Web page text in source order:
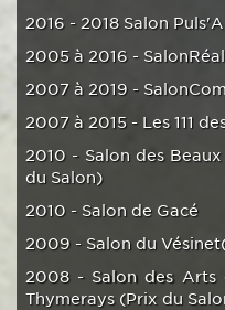
2016 - 2018 Salon
2005 à 2016 -
2007 à 2019 -
2007 à 2015 - Les 111
2010 - Salon des
du Salon)
2010 - Salon de Gacé
2009 - Salon du
2008 - Salon des Arts
Thymerays (Prix du